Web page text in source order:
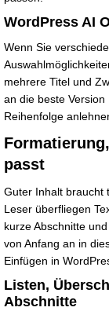
WordPress AI
Wenn Sie
mehrere Titel und
an die beste
Reihenfolge
passt
Guter Inhalt braucht
Leser überfliegen
kurze Abschnitte
von Anfang an in
Einfügen in
Listen,
Abschnitte